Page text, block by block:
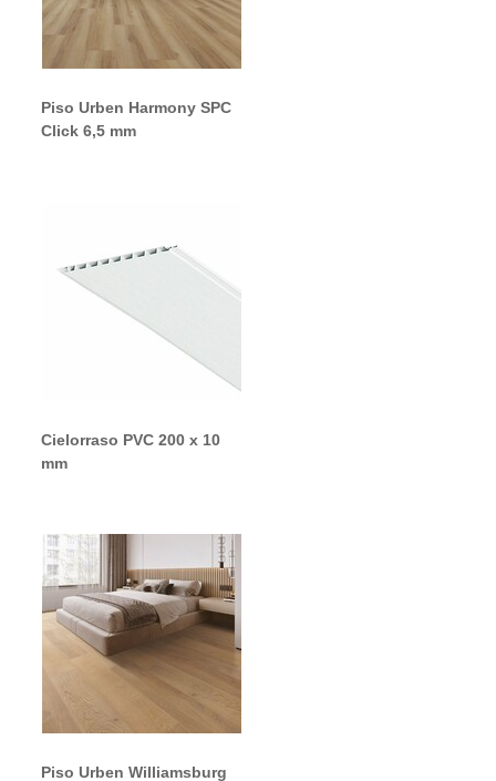
Piso Urben Harmony SPC
Click 6,5 mm
Cielorraso PVC 200 x 10
mm
Piso Urben Williamsburg